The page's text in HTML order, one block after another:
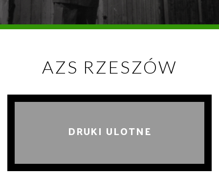
AZS RZESZÓW
DRUKI ULOTNE